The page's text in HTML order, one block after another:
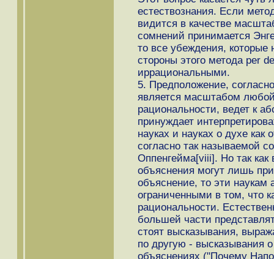
естествознания. Если
видится в качестве
сомнений принимается
то все убеждения, которые
стороны этого метода per
иррациональными.
5. Предположение,
является масштабом
рациональности, ведет к
принуждает
науках и науках о духе как
согласно так называемой
Оппенгейма[viii]. Но так как
объяснения могут лишь
объяснение, то эти наукам
ограниченными в том, что
рациональности.
большей части
стоят высказывания,
по другую - высказывания
объяснениях ("Почему